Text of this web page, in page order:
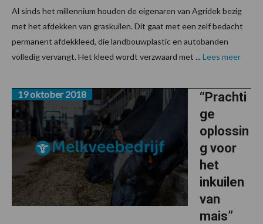
Al sinds het millennium houden de eigenaren van Agridek bezig
met het afdekken van graskuilen. Dit gaat met een zelf bedacht
permanent afdekkleed, die landbouwplastic en autobanden
volledig vervangt. Het kleed wordt verzwaard met ... Lees meer
“Prachti
ge
oplossin
g voor
het
inkuilen
van
mais”
19 oktober 2018